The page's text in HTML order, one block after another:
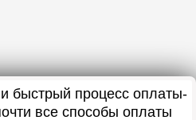
быстрый процесс оплаты-
все способы оплаты